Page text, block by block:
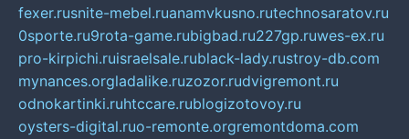
fexer.rusnite-mebel.ruanamvkusno.rutechnosaratov.ru
0sporte.ru9rota-game.rubigbad.ru227gp.ruwes-ex.ru
pro-kirpichi.ruisraelsale.rublack-lady.rustroy-db.com
mynances.orgladalike.ruzozor.rudvigremont.ru
odnokartinki.ruhtccare.rublogizotovoy.ru
oysters-digital.ruo-remonte.orgremontdoma.com